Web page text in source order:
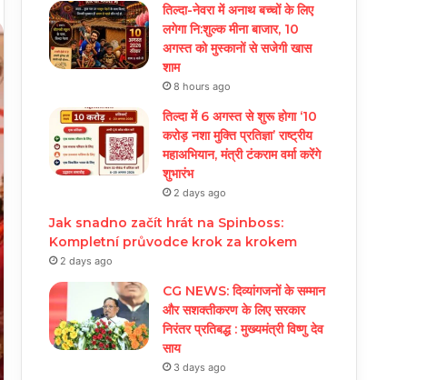
तिल्दा-नेवरा में अनाथ बच्चों के लिए
लगेगा नि:शुल्क मीना बाजार, 10
अगस्त को मुस्कानों से सजेगी खास
शाम
8 hours ago
तिल्दा में 6 अगस्त से शुरू होगा ‘10
करोड़ नशा मुक्ति प्रतिज्ञा’ राष्ट्रीय
महाअभियान, मंत्री टंकराम वर्मा करेंगे
शुभारंभ
2 days ago
Jak snadno začít hrát na Spinboss:
Kompletní průvodce krok za krokem
2 days ago
CG NEWS: दिव्यांगजनों के सम्मान
और सशक्तीकरण के लिए सरकार
निरंतर प्रतिबद्ध : मुख्यमंत्री विष्णु देव
साय
3 days ago